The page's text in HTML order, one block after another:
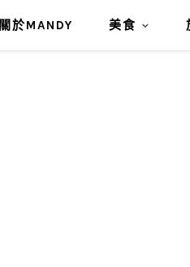
關於MANDY 美食